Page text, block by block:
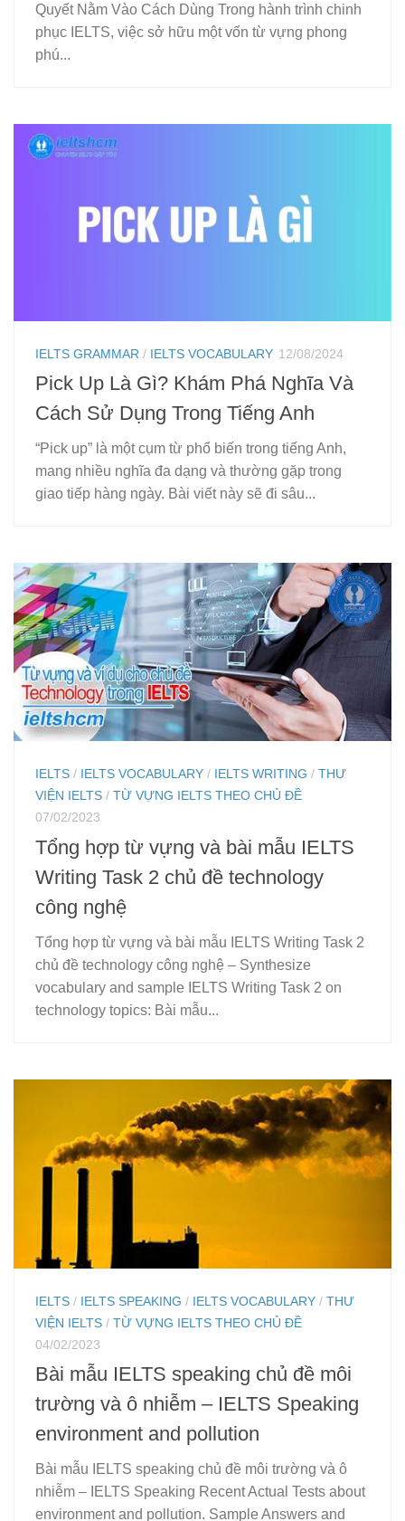
Quyết Nằm Vào Cách Dùng Trong hành trình chinh
phục IELTS, việc sở hữu một vốn từ vựng phong
phú...
IELTS GRAMMAR / IELTS VOCABULARY 12/08/2024
Pick Up Là Gì? Khám Phá Nghĩa Và
Cách Sử Dụng Trong Tiếng Anh
“Pick up” là một cụm từ phổ biến trong tiếng Anh,
mang nhiều nghĩa đa dạng và thường gặp trong
giao tiếp hàng ngày. Bài viết này sẽ đi sâu...
IELTS / IELTS VOCABULARY / IELTS WRITING / THƯ
VIỆN IELTS / TỪ VỰNG IELTS THEO CHỦ ĐỀ
07/02/2023
Tổng hợp từ vựng và bài mẫu IELTS
Writing Task 2 chủ đề technology
công nghệ
Tổng hợp từ vựng và bài mẫu IELTS Writing Task 2
chủ đề technology công nghệ – Synthesize
vocabulary and sample IELTS Writing Task 2 on
technology topics: Bài mẫu...
IELTS / IELTS SPEAKING / IELTS VOCABULARY / THƯ
VIỆN IELTS / TỪ VỰNG IELTS THEO CHỦ ĐỀ
04/02/2023
Bài mẫu IELTS speaking chủ đề môi
trường và ô nhiễm – IELTS Speaking
environment and pollution
Bài mẫu IELTS speaking chủ đề môi trường và ô
nhiễm – IELTS Speaking Recent Actual Tests about
environment and pollution. Sample Answers and